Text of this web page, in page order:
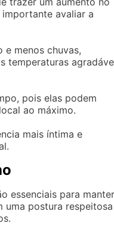
avaliar a
e menos chuvas,
temperaturas
pois elas podem
ao máximo.
mais íntima e
essenciais para manter
uma postura respeitosa